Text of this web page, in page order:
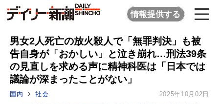
情報提供する
男女2人死亡の放火殺人で「無罪判決」も被
告自身が「おかしい」と泣き崩れ…刑法39条
の見直しを求める声に精神科医は「日本では
議論が深まったことがない」
国内 社会 2025年10月02日